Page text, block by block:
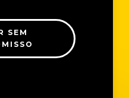
SEM